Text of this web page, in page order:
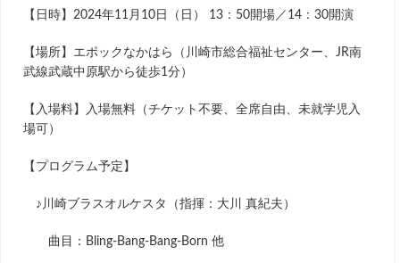
【日時】2024年11月10日（日） 13：50開場／14：30開演
【場所】エポックなかはら（川崎市総合福祉センター、JR南
武線武蔵中原駅から徒歩1分）
【入場料】入場無料（チケット不要、全席自由、未就学児入
場可）
【プログラム予定】
♪川崎ブラスオルケスタ（指揮：大川 真紀夫）
曲目：Bling-Bang-Bang-Born 他